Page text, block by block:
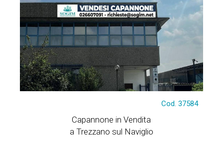
Cod. 37584
Capannone in Vendita
a Trezzano sul Naviglio